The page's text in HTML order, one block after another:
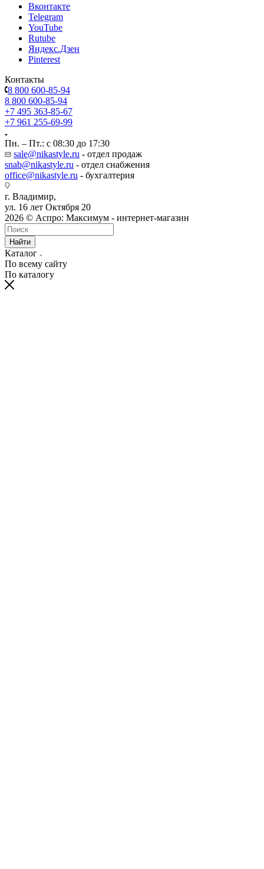
Вконтакте
Telegram
YouTube
Rutube
Яндекс.Дзен
Pinterest
Контакты
8 800 600-85-94
8 800 600-85-94
+7 495 363-85-67
+7 961 255-69-99
Пн. – Пт.: с 08:30 до 17:30
sale@nikastyle.ru - отдел продаж
snab@nikastyle.ru - отдел снабжения
office@nikastyle.ru - бухгалтерия
г. Владимир,
ул. 16 лет Октября 20
2026 © Аспро: Максимум - интернет-магазин
Найти
Каталог
По всему сайту
По каталогу